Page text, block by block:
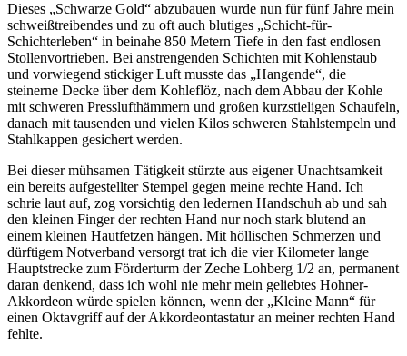
Dieses
Schwarze Gold
abzubauen wurde nun für fünf Jahre mein
schweißtreibendes und zu oft auch blutiges
Schicht-für-
Schichterleben
in beinahe 850 Metern Tiefe in den fast endlosen
Stollenvortrieben. Bei anstrengenden Schichten mit Kohlenstaub
und vorwiegend stickiger Luft musste das
Hangende , die
steinerne Decke über dem Kohleflöz, nach dem Abbau der Kohle
mit schweren Presslufthämmern und großen kurzstieligen Schaufeln,
danach mit tausenden und vielen Kilos schweren Stahlstempeln und
Stahlkappen gesichert werden.
Bei dieser mühsamen Tätigkeit stürzte aus eigener Unachtsamkeit
ein bereits aufgestellter Stempel gegen meine rechte Hand. Ich
schrie laut auf, zog vorsichtig den ledernen Handschuh ab und sah
den kleinen Finger der rechten Hand nur noch stark blutend an
einem kleinen Hautfetzen hängen. Mit höllischen Schmerzen und
dürftigem Notverband versorgt trat ich die vier Kilometer lange
Hauptstrecke zum Förderturm der Zeche Lohberg 1/2 an, permanent
daran denkend, dass ich wohl nie mehr mein geliebtes Hohner-
Akkordeon würde spielen können, wenn der Kleine Mann
für
einen Oktavgriff auf der Akkordeontastatur an meiner rechten Hand
fehlte.